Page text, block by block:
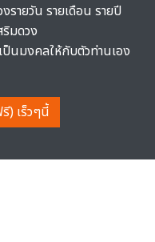
รายวัน รายเดือน รายปี
มดวง
ป็นมงคลให้กับตัวท่านเอง
) เร็วๆนี้